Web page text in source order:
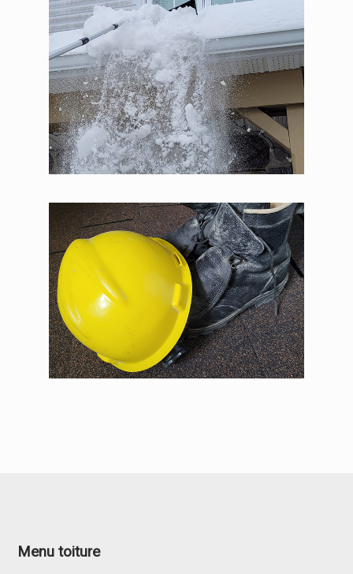
Menu toiture